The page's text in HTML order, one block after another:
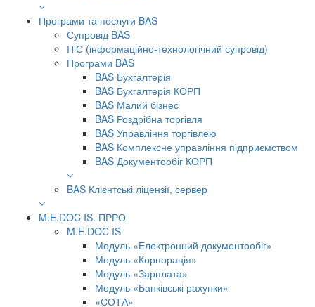
Програми та послуги BAS
Супровід BAS
ІТС (інформаційно-технологічний супровід)
Програми BAS
BAS Бухгалтерія
BAS Бухгалтерія КОРП
BAS Малий бізнес
BAS Роздрібна торгівля
BAS Управління торгівлею
BAS Комплексне управління підприємством
BAS Документообіг КОРП
BAS Клієнтські ліцензії, сервер
M.E.DOC IS. ПРРО
M.E.DOC IS
Модуль «Електронний документообіг»
Модуль «Корпорація»
Модуль «Зарплата»
Модуль «Банківські рахунки»
«СОТА»